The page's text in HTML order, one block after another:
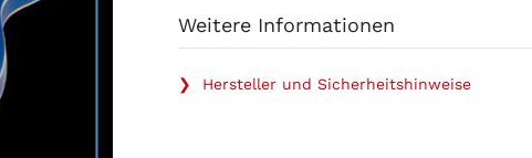
Weitere Informationen
❯ Hersteller und Sicherheitshinweise